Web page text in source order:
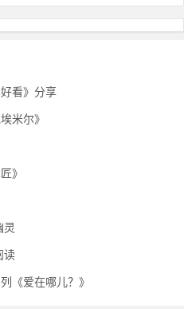
看》分享
米尔》
》
灵
读
《爱在哪儿？》